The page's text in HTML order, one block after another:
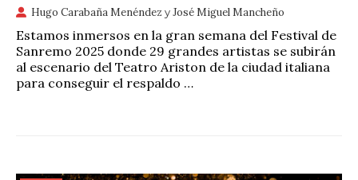
Hugo Carabaña Menéndez yJosé Miguel Mancheño
Estamos inmersos en la gran semana del Festival de
Sanremo 2025 donde 29 grandes artistas se subirán
al escenario del Teatro Ariston de la ciudad italiana
para conseguir el respaldo …